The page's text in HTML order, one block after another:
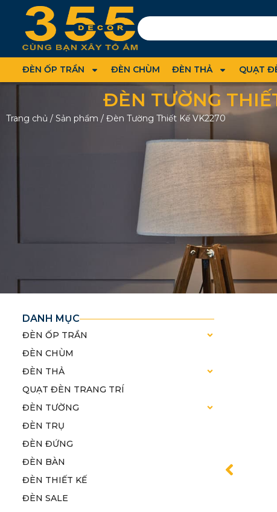
ĐÈN ỐP TRẦN ĐÈN CHÙM ĐÈN THẢ QUẠT
ĐÈN TƯỜNG
Trang chủ / Sản phẩm / Đèn Tường Thiết Kế VK2270
DANH MỤC
ĐÈN ỐP TRẦN
ĐÈN CHÙM
ĐÈN THẢ
QUẠT ĐÈN TRANG TRÍ
ĐÈN TƯỜNG
ĐÈN TRỤ
ĐÈN ĐỨNG
ĐÈN BÀN
ĐÈN THIẾT KẾ
ĐÈN SALE